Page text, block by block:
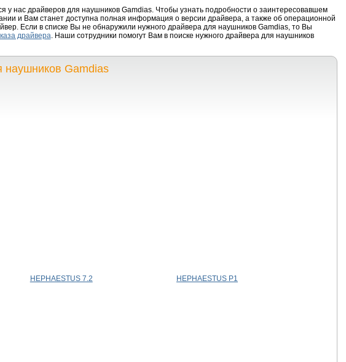
у нас драйверов для наушников Gamdias. Чтобы узнать подробности о заинтересовавшем
и Вам станет доступна полная информация о версии драйвера, а также об операционной
Если в списке Вы не обнаружили нужного драйвера для наушников Gamdias, то Вы
драйвера. Наши сотрудники помогут Вам в поиске нужного драйвера для наушников
наушников Gamdias
HEPHAESTUS 7.2
HEPHAESTUS P1